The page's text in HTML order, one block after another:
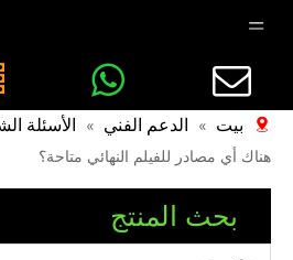
بيت » الدعم الفني » الأسئلة
هناك أي مصادر للفيلم النهائي متاحة؟
بحث المنتج